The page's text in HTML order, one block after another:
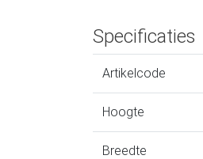
Specificaties
Artikelcode
Hoogte
Breedte